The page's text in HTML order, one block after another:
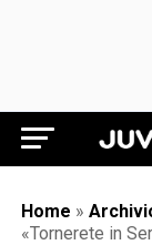
Home »
«Tornerete in